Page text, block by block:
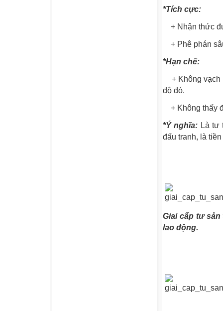
*Tích cực:
+ Nhận thức
+ Phê phán
*Hạn chế:
+ Không vạch
độ đó.
+ Không thấy
*Ý nghĩa: Là tư
đấu tranh, là
Giai cấp tư
lao động.